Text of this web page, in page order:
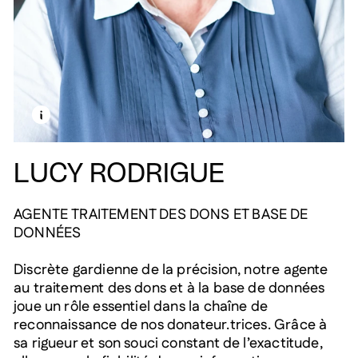
LUCY RODRIGUE
AGENTE TRAITEMENT DES DONS ET BASE DE
DONNÉES
Discrète gardienne de la précision, notre agente
au traitement des dons et à la base de données
joue un rôle essentiel dans la chaîne de
reconnaissance de nos donateur.trices. Grâce à
sa rigueur et son souci constant de l’exactitude,
EN SAVOIR PLUS SUR CETTE IMAGE
OUVRIR LA MODALE